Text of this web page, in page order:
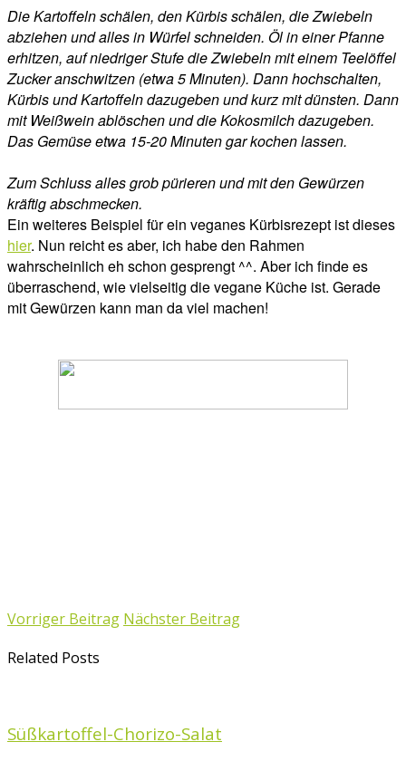
Die Kartoffeln schälen, den Kürbis schälen, die Zwiebeln
abziehen und alles in Würfel schneiden. Öl in einer Pfanne
erhitzen, auf niedriger Stufe die Zwiebeln mit einem Teelöffel
Zucker anschwitzen (etwa 5 Minuten). Dann hochschalten,
Kürbis und Kartoffeln dazugeben und kurz mit dünsten. Dann
mit Weißwein ablöschen und die Kokosmilch dazugeben.
Das Gemüse etwa 15-20 Minuten gar kochen lassen.
Zum Schluss alles grob pürieren und mit den Gewürzen
kräftig abschmecken.
Ein weiteres Beispiel für ein veganes Kürbisrezept ist dieses
hier. Nun reicht es aber, ich habe den Rahmen
wahrscheinlich eh schon gesprengt ^^. Aber ich finde es
überraschend, wie vielseitig die vegane Küche ist. Gerade
mit Gewürzen kann man da viel machen!
Vorriger Beitrag Nächster Beitrag
Related Posts
Süßkartoffel-Chorizo-Salat